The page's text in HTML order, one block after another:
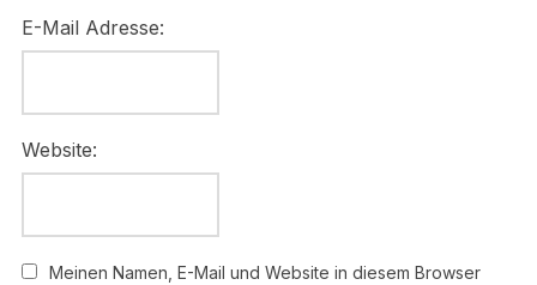
E-Mail Adresse:
Website:
Meinen Namen, E-Mail und Website in diesem Browser